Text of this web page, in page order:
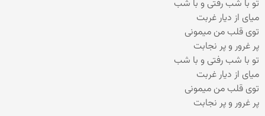
تو با شب رفتی و با شب
میای از دیار غربت
توی قلب من میمونی
پر غرور و پر نجابت
تو با شب رفتی و با شب
میای از دیار غربت
توی قلب من میمونی
پر غرور و پر نجابت